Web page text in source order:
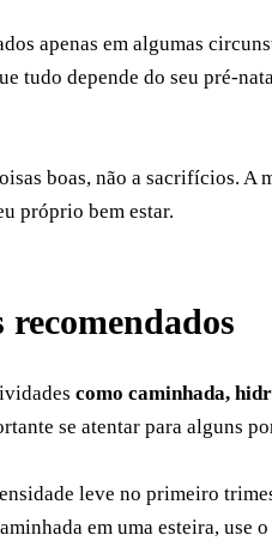
apenas em algumas
tudo depende do seu pré-
boas, não a sacrifícios. A
próprio bem estar.
recomendados
como caminhada,
se atentar para alguns
leve no primeiro
em uma esteira, use